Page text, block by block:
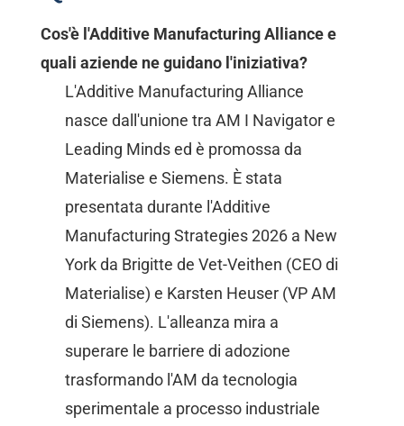
Cos'è l'Additive Manufacturing Alliance e
quali aziende ne guidano l'iniziativa?
L'Additive Manufacturing Alliance
nasce dall'unione tra AM I Navigator e
Leading Minds ed è promossa da
Materialise e Siemens. È stata
presentata durante l'Additive
Manufacturing Strategies 2026 a New
York da Brigitte de Vet-Veithen (CEO di
Materialise) e Karsten Heuser (VP AM
di Siemens). L'alleanza mira a
superare le barriere di adozione
trasformando l'AM da tecnologia
sperimentale a processo industriale